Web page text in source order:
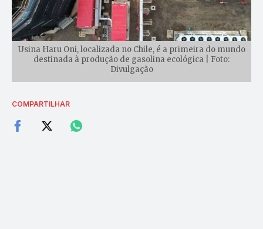
Usina Haru Oni, localizada no Chile, é a primeira do mundo
destinada à produção de gasolina ecológica | Foto:
Divulgação
COMPARTILHAR